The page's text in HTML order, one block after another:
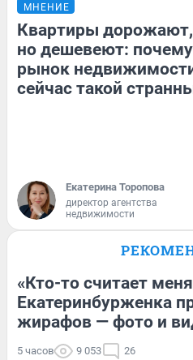
МНЕНИЕ
Квартиры дорожают,
но дешевеют: почему
рынок
сейчас такой
Екатерина Торопова
директор агентства
недвижимости
«Кто-то считает
Екатеринбурженка
жирафов — фото и
5 часов 9 053 26